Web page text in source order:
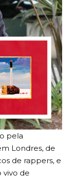
pela
Londres, de
de rappers, e
vivo de